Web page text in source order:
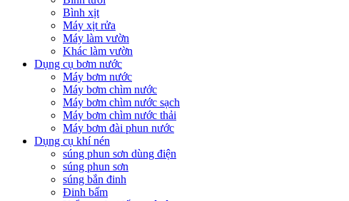
Bình xịt
Máy xịt rửa
Máy làm vườn
Khác làm vườn
Dụng cụ bơm nước
Máy bơm nước
Máy bơm chìm nước
Máy bơm chìm nước sạch
Máy bơm chìm nước thải
Máy bơm đài phun nước
Dụng cụ khí nén
súng phun sơn dùng điện
súng phun sơn
súng bắn đinh
Đinh bấm